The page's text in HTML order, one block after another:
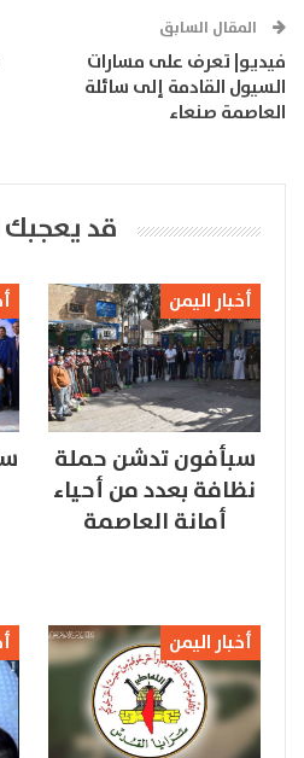
المقال السابق
فيديو| تعرف على مسارات
السيول القادمة إلى سائلة
العاصمة صنعاء
قد يعجبك
أخبار اليمن
سبأفون تدشن حملة
نظافة بعدد من أحياء
أمانة العاصمة
أخبار اليمن